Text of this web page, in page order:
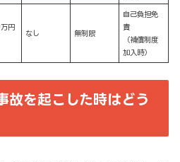
円
なし 無制限
自己負担免
責
（補償制度
加入時）
故を起こした時はどう